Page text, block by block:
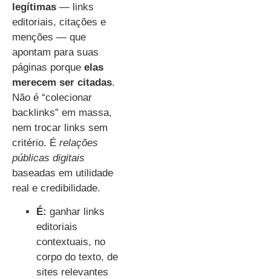
legítimas — links
editoriais, citações e
menções — que
apontam para suas
páginas porque elas
merecem ser citadas.
Não é “colecionar
backlinks” em massa,
nem trocar links sem
critério. É relações
públicas digitais
baseadas em utilidade
real e credibilidade.
É: ganhar links
editoriais
contextuais, no
corpo do texto, de
sites relevantes